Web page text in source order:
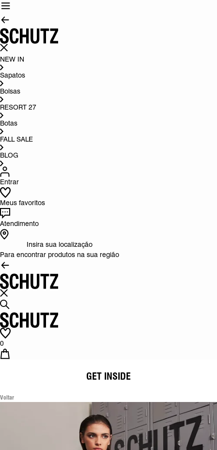
NEW IN
Sapatos
Bolsas
RESORT 27
Botas
FALL SALE
BLOG
Entrar
Meus favoritos
Atendimento
Insira sua localização
Para encontrar produtos na sua região
0
GET INSIDE
Voltar